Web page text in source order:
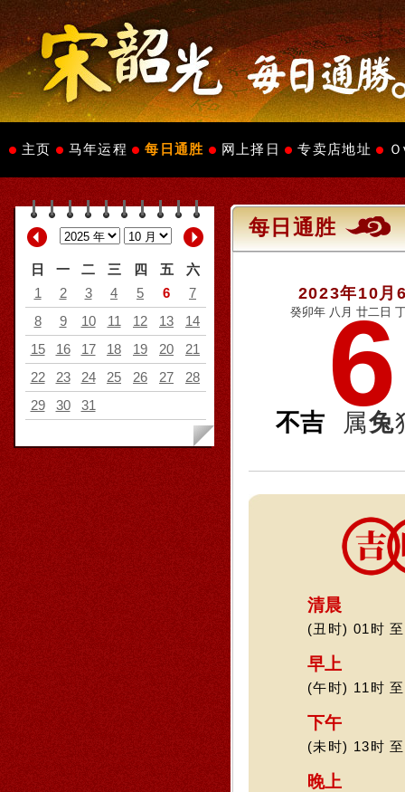
主页 马年运程 每日通胜 网上择日 专卖店地址
日 一 二 三 四 五
六
1
2 3 4 5 6
7
8
9 10 11 12 13
14
15
16 17 18 19 20
21
22
23 24 25 26 27
28
29
30 31
每日通胜
2023年10月
癸卯年 八月 廿二日
6
不吉 属兔
清晨
(丑时) 01时
早上
(午时) 11时
下午
(未时) 13时
晚上